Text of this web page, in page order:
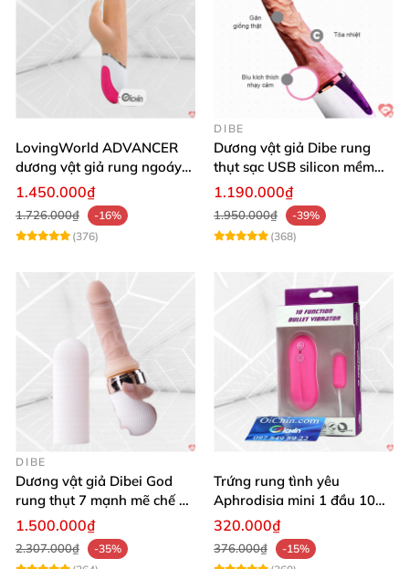
LovingWorld ADVANCER
dương vật giả rung ngoáy
thụt 7 chế độ
1.450.000₫
1.726.000₫
-16%
(376)
DIBE
Dương vật giả Dibe rung
thụt sạc USB silicon mềm
mại thật
1.190.000₫
1.950.000₫
-39%
(368)
DIBE
Dương vật giả Dibei God
rung thụt 7 mạnh mẽ chế độ
tỏa nhiệt
1.500.000₫
2.307.000₫
-35%
Trứng rung tình yêu
Aphrodisia mini 1 đầu 10
chế độ rung đa năng
320.000₫
376.000₫
-15%